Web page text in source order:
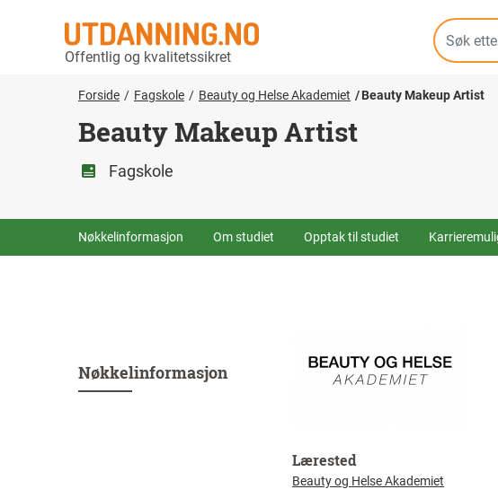
Offentlig og kvalitetssikret
Forside Fagskole Beauty og Helse Akademiet Beauty Makeup Artist
Beauty Makeup Artist
Fagskole
Nøkkelinformasjon Om studiet Opptak til studiet
Nøkkelinformasjon
Lærested
Beauty og Helse Akademiet